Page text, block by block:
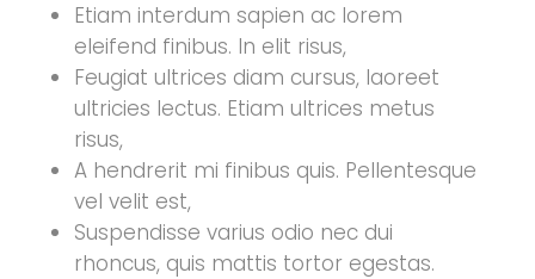
Etiam interdum sapien ac lorem
eleifend finibus. In elit risus,
Feugiat ultrices diam cursus, laoreet
ultricies lectus. Etiam ultrices metus
risus,
A hendrerit mi finibus quis. Pellentesque
vel velit est,
Suspendisse varius odio nec dui
rhoncus, quis mattis tortor egestas.